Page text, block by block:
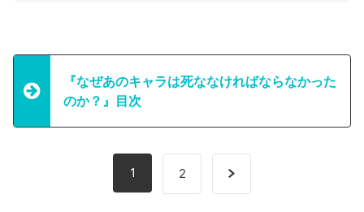
『なぜあのキャラは死ななければならなかった
のか？』目次
1 2